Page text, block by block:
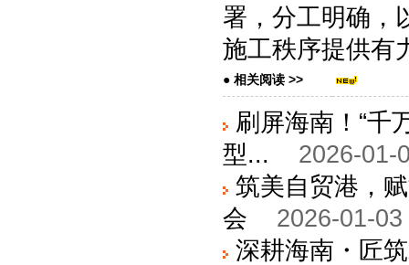
署，分工明确，
施工秩序提供有
● 相关阅读 >>
刷屏海南！“千
型...
2026-01-
筑美自贸港，
会
2026-01-
深耕海南・匠